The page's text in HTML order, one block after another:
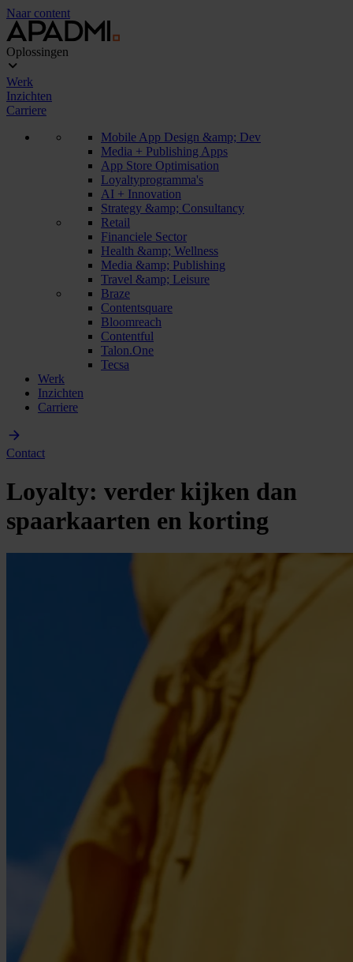
Naar content
Oplossingen
Werk
Inzichten
Carriere
Mobile App Design &amp; Dev
Media + Publishing Apps
App Store Optimisation
Loyaltyprogramma's
AI + Innovation
Strategy &amp; Consultancy
Retail
Financiele Sector
Health &amp; Wellness
Media &amp; Publishing
Travel &amp; Leisure
Braze
Contentsquare
Bloomreach
Contentful
Talon.One
Tecsa
Werk
Inzichten
Carriere
Contact
Loyalty: verder kijken dan
spaarkaarten en korting